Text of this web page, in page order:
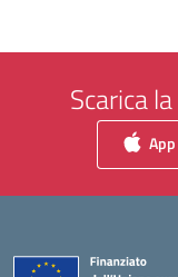
Scarica